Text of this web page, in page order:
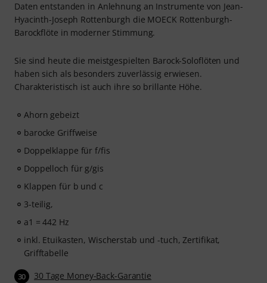
Daten entstanden in Anlehnung an Instrumente von Jean-
Hyacinth-Joseph Rottenburgh die MOECK Rottenburgh-
Barockflöte in moderner Stimmung.
Sie sind heute die meistgespielten Barock-Soloflöten und
haben sich als besonders zuverlässig erwiesen.
Charakteristisch ist auch ihre so brillante Höhe.
Ahorn gebeizt
barocke Griffweise
Doppelklappe für f/fis
Doppelloch für g/gis
Klappen für b und c
3-teilig,
a1 = 442 Hz
inkl. Etuikasten, Wischerstab und -tuch, Zertifikat,
Grifftabelle
30 30 Tage Money-Back-Garantie